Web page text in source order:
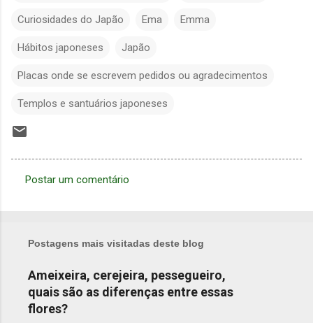
Curiosidades do Japão Ema Emma
Hábitos japoneses Japão
Placas onde se escrevem pedidos ou agradecimentos
Templos e santuários japoneses
n
t
á
Postar um comentário
Postagens mais visitadas deste blog
Ameixeira, cerejeira, pessegueiro,
quais são as diferenças entre essas
flores?